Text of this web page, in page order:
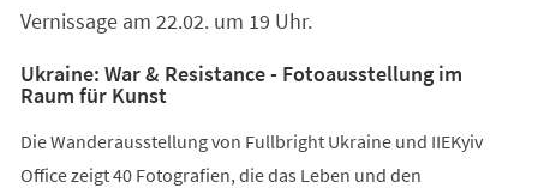
Vernissage am 22.02. um 19 Uhr.
Ukraine: War & Resistance - Fotoausstellung im
Raum für Kunst
Die Wanderausstellung von Fullbright Ukraine und IIEKyiv
Office zeigt 40 Fotografien, die das Leben und den